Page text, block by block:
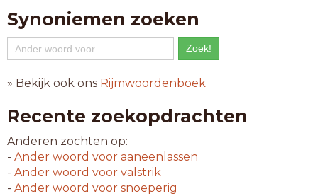
Synoniemen zoeken
» Bekijk ook ons Rijmwoordenboek
Recente zoekopdrachten
Anderen zochten op:
- Ander woord voor aaneenlassen
- Ander woord voor valstrik
- Ander woord voor snoeperig